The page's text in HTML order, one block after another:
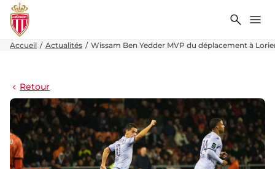
Accueil Actualités Wissam Ben Yedder MVP du déplacement à
Retour